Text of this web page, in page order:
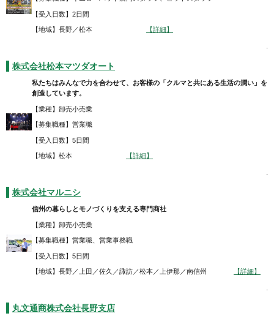
【受入日数】2日間
【地域】長野／松本 【詳細】
.
株式会社松本マツダオート
私たちはみんなで力を合わせて、お客様の「クルマと共にある生活の潤い」を
創造しています。
【業種】卸売小売業
【募集職種】営業職
【受入日数】5日間
【地域】松本 【詳細】
.
株式会社マルニシ
信州の暮らしとモノづくりを支える専門商社
【業種】卸売小売業
【募集職種】営業職、営業事務職
【受入日数】5日間
【地域】長野／上田／佐久／諏訪／松本／上伊那／南信州 【詳細】
.
丸文通商株式会社長野支店